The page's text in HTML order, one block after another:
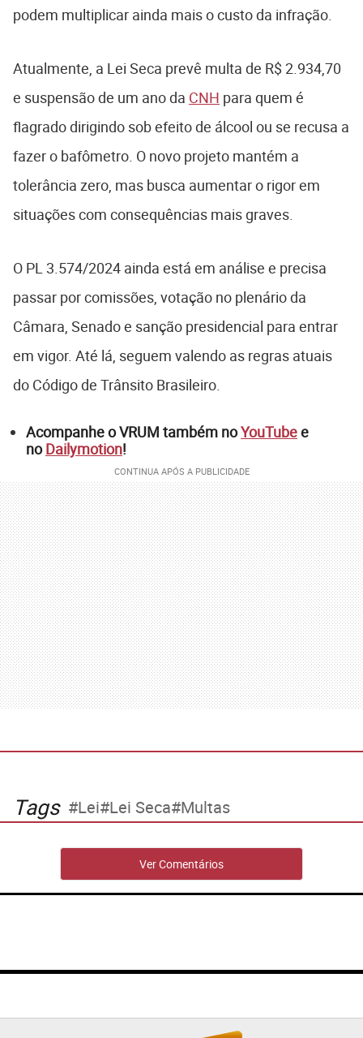
podem multiplicar ainda mais o custo da infração.
Atualmente, a Lei Seca prevê multa de R$ 2.934,70
e suspensão de um ano da CNH para quem é
flagrado dirigindo sob efeito de álcool ou se recusa a
fazer o bafômetro. O novo projeto mantém a
tolerância zero, mas busca aumentar o rigor em
situações com consequências mais graves.
O PL 3.574/2024 ainda está em análise e precisa
passar por comissões, votação no plenário da
Câmara, Senado e sanção presidencial para entrar
em vigor. Até lá, seguem valendo as regras atuais
do Código de Trânsito Brasileiro.
Acompanhe o VRUM também noYouTubee
noDailymotion!
Tags Lei Lei Seca Multas
Ver Comentários